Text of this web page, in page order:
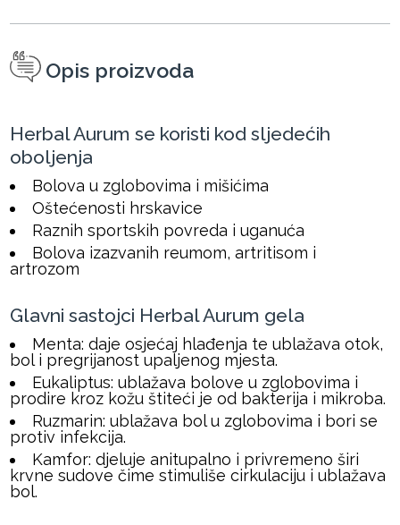
Opis proizvoda
Herbal Aurum se koristi kod sljedećih
oboljenja
Bolova u zglobovima i mišićima
Oštećenosti hrskavice
Raznih sportskih povreda i uganuća
Bolova izazvanih reumom, artritisom i
artrozom
Glavni sastojci Herbal Aurum gela
Menta: daje osjećaj hlađenja te ublažava otok,
bol i pregrijanost upaljenog mjesta.
Eukaliptus: ublažava bolove u zglobovima i
prodire kroz kožu štiteći je od bakterija i mikroba.
Ruzmarin: ublažava bol u zglobovima i bori se
protiv infekcija.
Kamfor: djeluje anitupalno i privremeno širi
krvne sudove čime stimuliše cirkulaciju i ublažava
bol.